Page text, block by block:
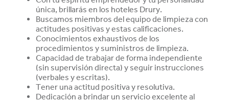
única, brillarás en los hoteles Drury.
Buscamos miembros del equipo de limpieza con
actitudes positivas y estas calificaciones.
Conocimientos exhaustivos de los
procedimientos y suministros de limpieza.
Capacidad de trabajar de forma independiente
(sin supervisión directa) y seguir instrucciones
(verbales y escritas).
Tener una actitud positiva y resolutiva.
Dedicación a brindar un servicio excelente al